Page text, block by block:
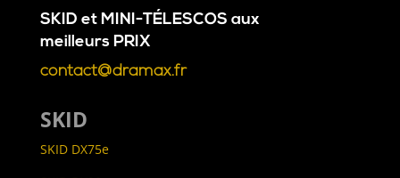
SKID et MINI-TÉLESCOS aux
meilleurs PRIX
contact@dramax.fr
SKID
SKID DX75e